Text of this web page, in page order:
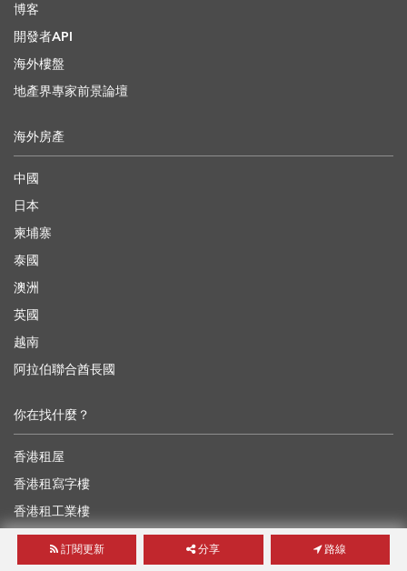
訂閱更新 分享 路線
博客
開發者API
海外樓盤
地產界專家前景論壇
海外房產
中國
日本
柬埔寨
泰國
澳洲
英國
越南
阿拉伯聯合酋長國
你在找什麼？
香港租屋
香港租寫字樓
香港租工業樓
香港租舖
香港租車位